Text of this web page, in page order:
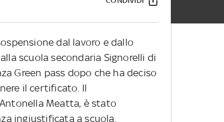
dal lavoro e dallo
scuola secondaria Signorelli di
Green pass dopo che ha deciso
il certificato. Il
Meatta, è stato
ingiustificata a scuola.